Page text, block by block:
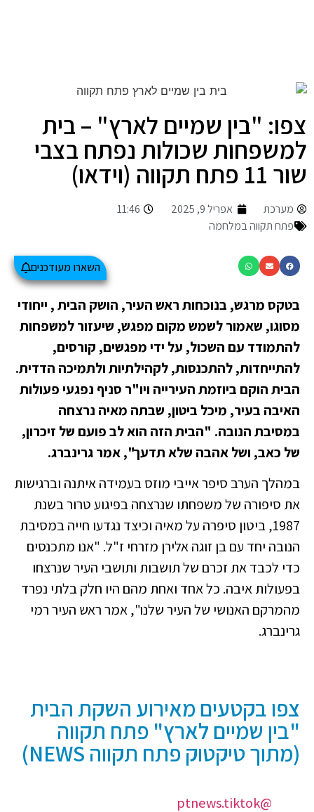
צפו: "בין שמיים לארץ" – בית
למשפחות שכולות נפתח בצבי
שור 11 פתח תקווה (וידאו)
מערכת אפריל 9, 2025
11:46
פתח תקווה במלחמה
השארו מעודכנים
בטקס מרגש, בנוכחות ראש העיר, הושק הבית , ייחודי
מסוגו, שאמור לשמש מקום מפגש, שיעזור למשפחות
להתמודד עם השכול, על ידי מפגשים, קורסים,
להתייחדות, להתכנסות, לקהילתיות ולתמיכה הדדית.
הבית הוקם ביוזמת העירייה ויו"ר סניף נפגעי פעולות
האיבה בעיר, מיכל ביטון, שבתה מאיה נרצחה
במסיבת הנובה. "הבית הזה הוא לב פועם של זיכרון,
של כאב, ושל אהבה שלא תדעך", אמר גרינברג.
במהלך הערב סיפר אייבי מוזס בעמידה איתנה וברגישות
את סיפורה של משפחתו שנרצחה בפיגוע טרור בשנת
1987, ביטון סיפרה על מאיה וכיצד נגדעו חייה במסיבת
הנובה יחד עם בן זוגה אלירן מזרחי ז"ל. "אנו מתכנסים
כדי לכבד את זכרם של תושבות ותושבי העיר שנרצחו
בפעולות איבה. כל אחד ואחת מהם היו חלק בלתי נפרד
מהמרקם האנושי של העיר שלנו", אמר ראש העיר רמי
גרינברג.
צפו בקטעים מאירוע השקת הבית
"בין שמיים לארץ" פתח תקווה
(מתוך טיקטוק פתח תקווה NEWS)
@ptnews.tiktok